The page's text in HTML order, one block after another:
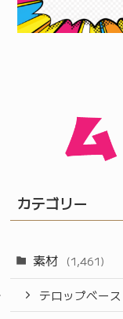
カテゴリー
素材 (1,461)
テロップベース